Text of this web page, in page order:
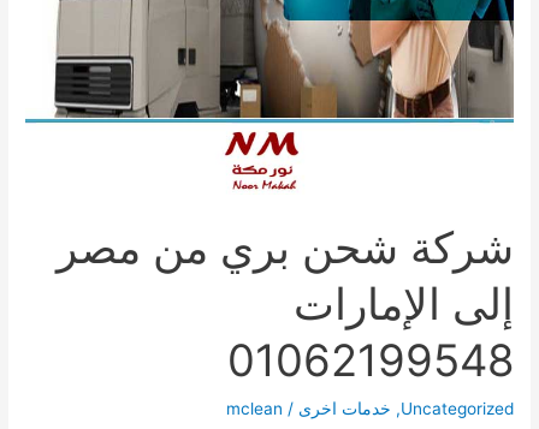
شركة شحن بري من مصر
إلى الإمارات
01062199548
Uncategorized
, خدمات اخرى /
mclean